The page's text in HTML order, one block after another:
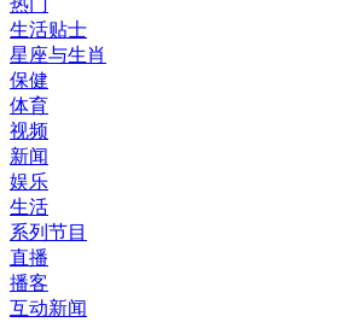
热门
生活贴士
星座与生肖
保健
体育
视频
新闻
娱乐
生活
系列节目
直播
播客
互动新闻